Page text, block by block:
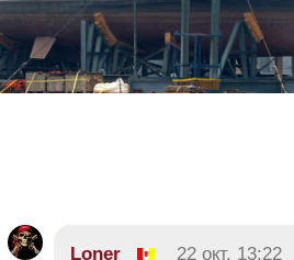
Loner 22 окт, 13:22